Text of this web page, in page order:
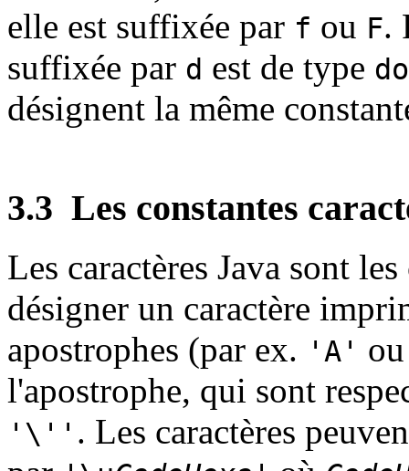
elle est suffixée par f ou F.
suffixée par d est de type
désignent la même
3.3 Les constantes
Les caractères Java sont
désigner un caractère
apostrophes (par ex. 'A'
l'apostrophe, qui sont
'\'' . Les caractères